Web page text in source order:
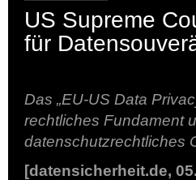
US Supreme
für
Das „EU-US Data
rechtliches Fundament
datenschutzrechtliches
[datensicherheit.de,